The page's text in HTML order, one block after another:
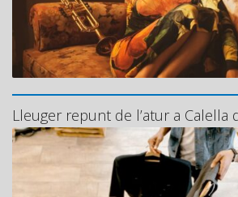
Lleuger repunt de l’atur a Calella